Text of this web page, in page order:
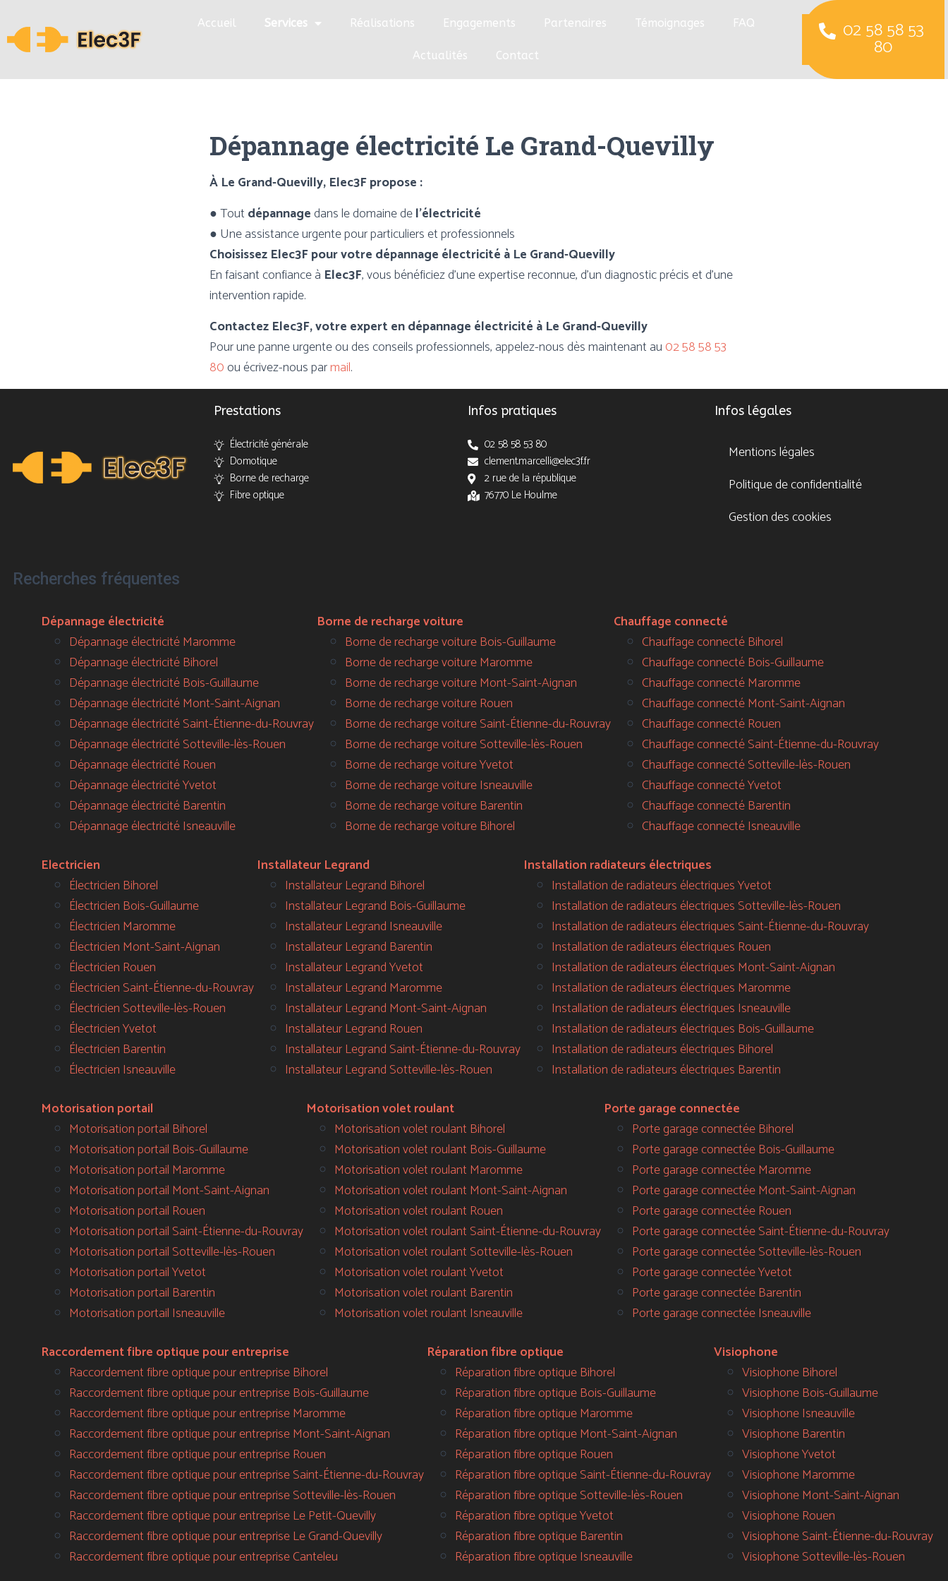
Accueil Services Réalisations Engagements Partenaires Témoignages FAQ
Actualités Contact
02 58 58 53
80
Dépannage électricité Le Grand-Quevilly
À Le Grand-Quevilly, Elec3F propose :
● Tout dépannagedans le domaine del’électricité
● Une assistance urgente pour particuliers et professionnels
Choisissez Elec3F pour votre dépannage électricité à Le Grand-Quevilly
En faisant confiance à Elec3F, vous bénéficiez d’une expertise reconnue, d’un diagnostic précis et d’une
intervention rapide.
Contactez Elec3F, votre expert en dépannage électricité à Le Grand-Quevilly
Pour une panne urgente ou des conseils professionnels, appelez-nous dès maintenant au 02 58 58 53
80ou écrivez-nous parmail.
Prestations
Électricité générale
Domotique
Borne de recharge
Fibre optique
Infos pratiques
02 58 58 53 80
clement.marcelli@elec3f.fr
2 rue de la république
76770 Le Houlme
Infos légales
Mentions légales
Politique de confidentialité
Gestion des cookies
Recherches fréquentes
Dépannage électricité
Dépannage électricité Maromme
Dépannage électricité Bihorel
Dépannage électricité Bois-Guillaume
Dépannage électricité Mont-Saint-Aignan
Dépannage électricité Saint-Étienne-du-Rouvray
Dépannage électricité Sotteville-lès-Rouen
Dépannage électricité Rouen
Dépannage électricité Yvetot
Dépannage électricité Barentin
Dépannage électricité Isneauville
Borne de recharge voiture
Borne de recharge voiture Bois-Guillaume
Borne de recharge voiture Maromme
Borne de recharge voiture Mont-Saint-Aignan
Borne de recharge voiture Rouen
Borne de recharge voiture Saint-Étienne-du-Rouvray
Borne de recharge voiture Sotteville-lès-Rouen
Borne de recharge voiture Yvetot
Borne de recharge voiture Isneauville
Borne de recharge voiture Barentin
Borne de recharge voiture Bihorel
Chauffage connecté
Chauffage connecté Bihorel
Chauffage connecté Bois-Guillaume
Chauffage connecté Maromme
Chauffage connecté Mont-Saint-Aignan
Chauffage connecté Rouen
Chauffage connecté Saint-Étienne-du-Rouvray
Chauffage connecté Sotteville-lès-Rouen
Chauffage connecté Yvetot
Chauffage connecté Barentin
Chauffage connecté Isneauville
Electricien
Électricien Bihorel
Électricien Bois-Guillaume
Électricien Maromme
Électricien Mont-Saint-Aignan
Électricien Rouen
Électricien Saint-Étienne-du-Rouvray
Électricien Sotteville-lès-Rouen
Électricien Yvetot
Électricien Barentin
Électricien Isneauville
Installateur Legrand
Installateur Legrand Bihorel
Installateur Legrand Bois-Guillaume
Installateur Legrand Isneauville
Installateur Legrand Barentin
Installateur Legrand Yvetot
Installateur Legrand Maromme
Installateur Legrand Mont-Saint-Aignan
Installateur Legrand Rouen
Installateur Legrand Saint-Étienne-du-Rouvray
Installateur Legrand Sotteville-lès-Rouen
Installation radiateurs électriques
Installation de radiateurs électriques Yvetot
Installation de radiateurs électriques Sotteville-lès-Rouen
Installation de radiateurs électriques Saint-Étienne-du-Rouvray
Installation de radiateurs électriques Rouen
Installation de radiateurs électriques Mont-Saint-Aignan
Installation de radiateurs électriques Maromme
Installation de radiateurs électriques Isneauville
Installation de radiateurs électriques Bois-Guillaume
Installation de radiateurs électriques Bihorel
Installation de radiateurs électriques Barentin
Motorisation portail
Motorisation portail Bihorel
Motorisation portail Bois-Guillaume
Motorisation portail Maromme
Motorisation portail Mont-Saint-Aignan
Motorisation portail Rouen
Motorisation portail Saint-Étienne-du-Rouvray
Motorisation portail Sotteville-lès-Rouen
Motorisation portail Yvetot
Motorisation portail Barentin
Motorisation portail Isneauville
Motorisation volet roulant
Motorisation volet roulant Bihorel
Motorisation volet roulant Bois-Guillaume
Motorisation volet roulant Maromme
Motorisation volet roulant Mont-Saint-Aignan
Motorisation volet roulant Rouen
Motorisation volet roulant Saint-Étienne-du-Rouvray
Motorisation volet roulant Sotteville-lès-Rouen
Motorisation volet roulant Yvetot
Motorisation volet roulant Barentin
Motorisation volet roulant Isneauville
Porte garage connectée
Porte garage connectée Bihorel
Porte garage connectée Bois-Guillaume
Porte garage connectée Maromme
Porte garage connectée Mont-Saint-Aignan
Porte garage connectée Rouen
Porte garage connectée Saint-Étienne-du-Rouvray
Porte garage connectée Sotteville-lès-Rouen
Porte garage connectée Yvetot
Porte garage connectée Barentin
Porte garage connectée Isneauville
Raccordement fibre optique pour entreprise
Raccordement fibre optique pour entreprise Bihorel
Raccordement fibre optique pour entreprise Bois-Guillaume
Raccordement fibre optique pour entreprise Maromme
Raccordement fibre optique pour entreprise Mont-Saint-Aignan
Raccordement fibre optique pour entreprise Rouen
Raccordement fibre optique pour entreprise Saint-Étienne-du-Rouvray
Raccordement fibre optique pour entreprise Sotteville-lès-Rouen
Raccordement fibre optique pour entreprise Le Petit-Quevilly
Raccordement fibre optique pour entreprise Le Grand-Quevilly
Raccordement fibre optique pour entreprise Canteleu
Réparation fibre optique
Réparation fibre optique Bihorel
Réparation fibre optique Bois-Guillaume
Réparation fibre optique Maromme
Réparation fibre optique Mont-Saint-Aignan
Réparation fibre optique Rouen
Réparation fibre optique Saint-Étienne-du-Rouvray
Réparation fibre optique Sotteville-lès-Rouen
Réparation fibre optique Yvetot
Réparation fibre optique Barentin
Réparation fibre optique Isneauville
Visiophone
Visiophone Bihorel
Visiophone Bois-Guillaume
Visiophone Isneauville
Visiophone Barentin
Visiophone Yvetot
Visiophone Maromme
Visiophone Mont-Saint-Aignan
Visiophone Rouen
Visiophone Saint-Étienne-du-Rouvray
Visiophone Sotteville-lès-Rouen